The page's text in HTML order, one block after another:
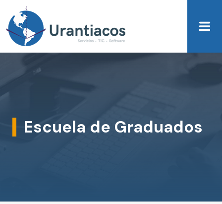
Skip to main content
Escuela de Graduados